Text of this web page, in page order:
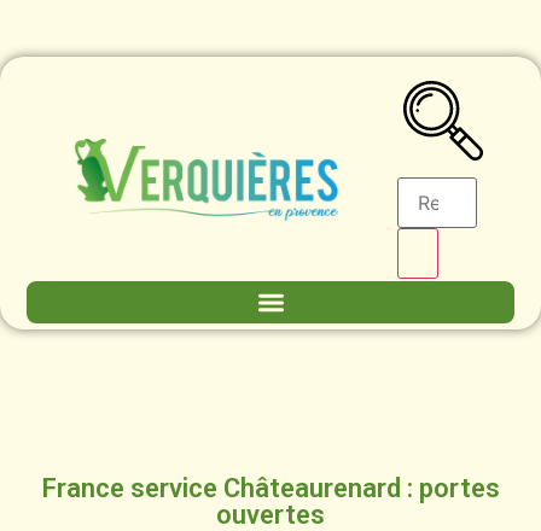
France service Châteaurenard : portes
ouvertes